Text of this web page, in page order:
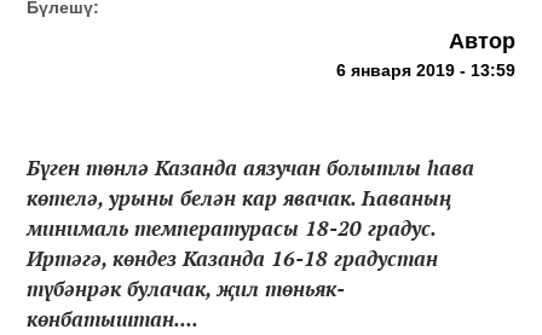
Бүлешү:
Автор
6 января 2019 - 13:59
Бүген төнлә Казанда аязучан болытлы һава
көтелә, урыны белән кар явачак. Һаваның
минималь температурасы 18-20 градус.
Иртәгә, көндез Казанда 16-18 градустан
түбәнрәк булачак, җил төньяк-
көнбатыштан....